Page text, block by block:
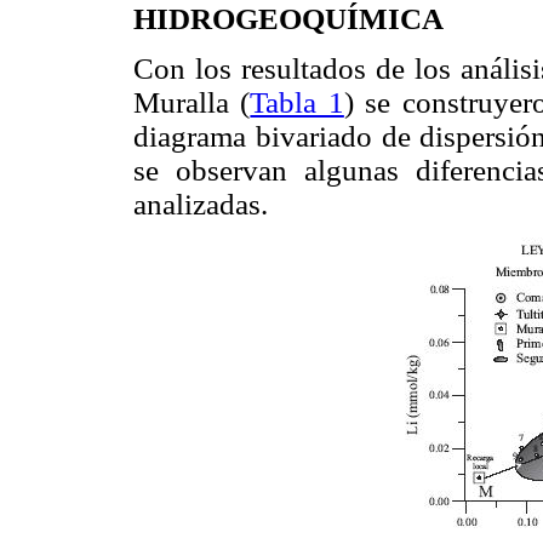
HIDROGEOQUÍMICA
Con los resultados de los
Muralla (Tabla 1) se
diagrama bivariado de
se observan algunas
analizadas.